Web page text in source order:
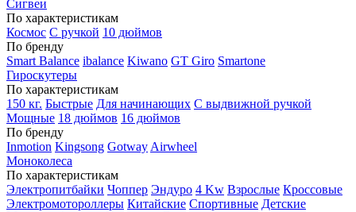
Сигвеи
По характеристикам
Космос С ручкой 10 дюймов
По бренду
Smart Balance ibalance Kiwano GT Giro Smartone
Гироскутеры
По характеристикам
150 кг. Быстрые Для начинающих С выдвижной ручкой
Мощные 18 дюймов 16 дюймов
По бренду
Inmotion Kingsong Gotway Airwheel
Моноколеса
По характеристикам
Электропитбайки Чоппер Эндуро 4 Kw Взрослые Кроссовые
Электромотороллеры Китайские Спортивные Детские